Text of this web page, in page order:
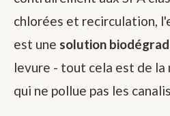
chlorées et recirculation,
est une solution
levure - tout cela est de la
qui ne pollue pas les